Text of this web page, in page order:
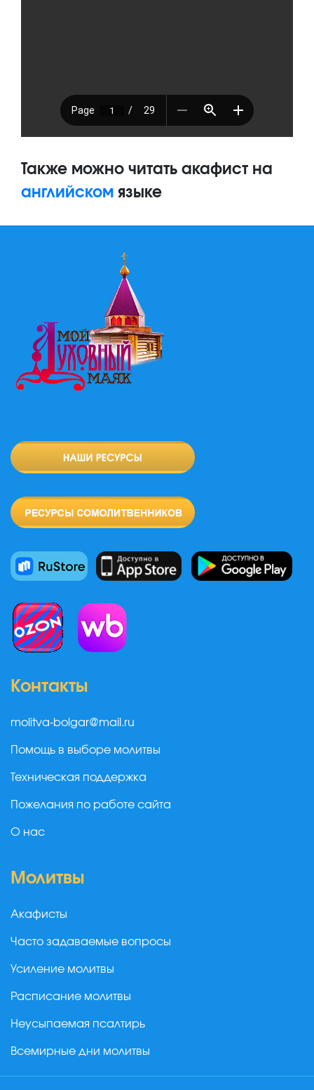
Также можно читать акафист на
английском языке
Контакты
molitva-bolgar@mail.ru
Помощь в выборе молитвы
Техническая поддержка
Пожелания по работе сайта
О нас
Молитвы
Акафисты
Часто задаваемые вопросы
Усиление молитвы
Расписание молитвы
Неусыпаемая псалтирь
Всемирные дни молитвы